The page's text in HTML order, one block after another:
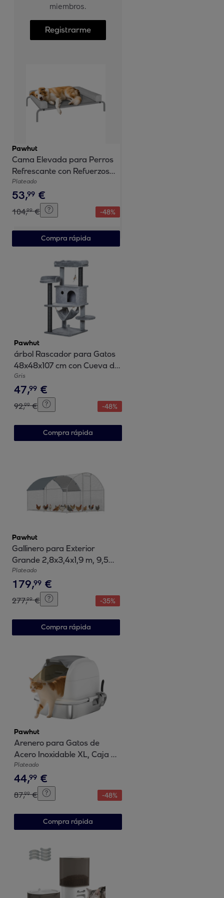
miembros.
Registrarme
Pawhut
Cama Elevada para Perros
Refrescante con Refuerzos
Extraíbles Cama Elevada
para Perros Medianos
Portátil con Malla
Transpirable Marco de Acero
para Interior Exterior
110x75x30 cm Gris Claro
Plateado
53,99 €
104,99 € -48%
Compra rápida
Pawhut
árbol Rascador para Gatos
48x48x107 cm con Cueva de
Fieltro Desmontable y
Hamaca
Gris
47,99 €
92,99 € -48%
Compra rápida
Pawhut
Gallinero para Exterior
Grande 2,8x3,4x1,9 m, 9,5
m², Gallinero de Acero
Galvanizado con Cubierta de
Tela Oxford, Anti-UV e
Impermeable, Puerta y
Pestillos, Jaula para 10-16
Gallinas, Plata
Plateado
179,99 €
277,99 € -35%
Compra rápida
Pawhut
Arenero para Gatos de
Acero Inoxidable XL, Caja de
Arena para Gatos, Arenero
con Tapa Abatible, Laterales
Altos, Entrada Superior,
Pala, sin Olores, Fácil de
Limpiar, Antifugas, Blanco
Plateado
44,99 €
87,99 € -48%
Compra rápida